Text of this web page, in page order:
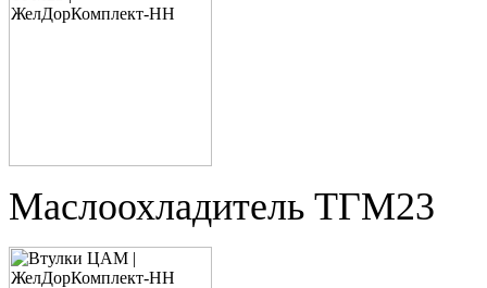
Маслоохладитель ТГМ23